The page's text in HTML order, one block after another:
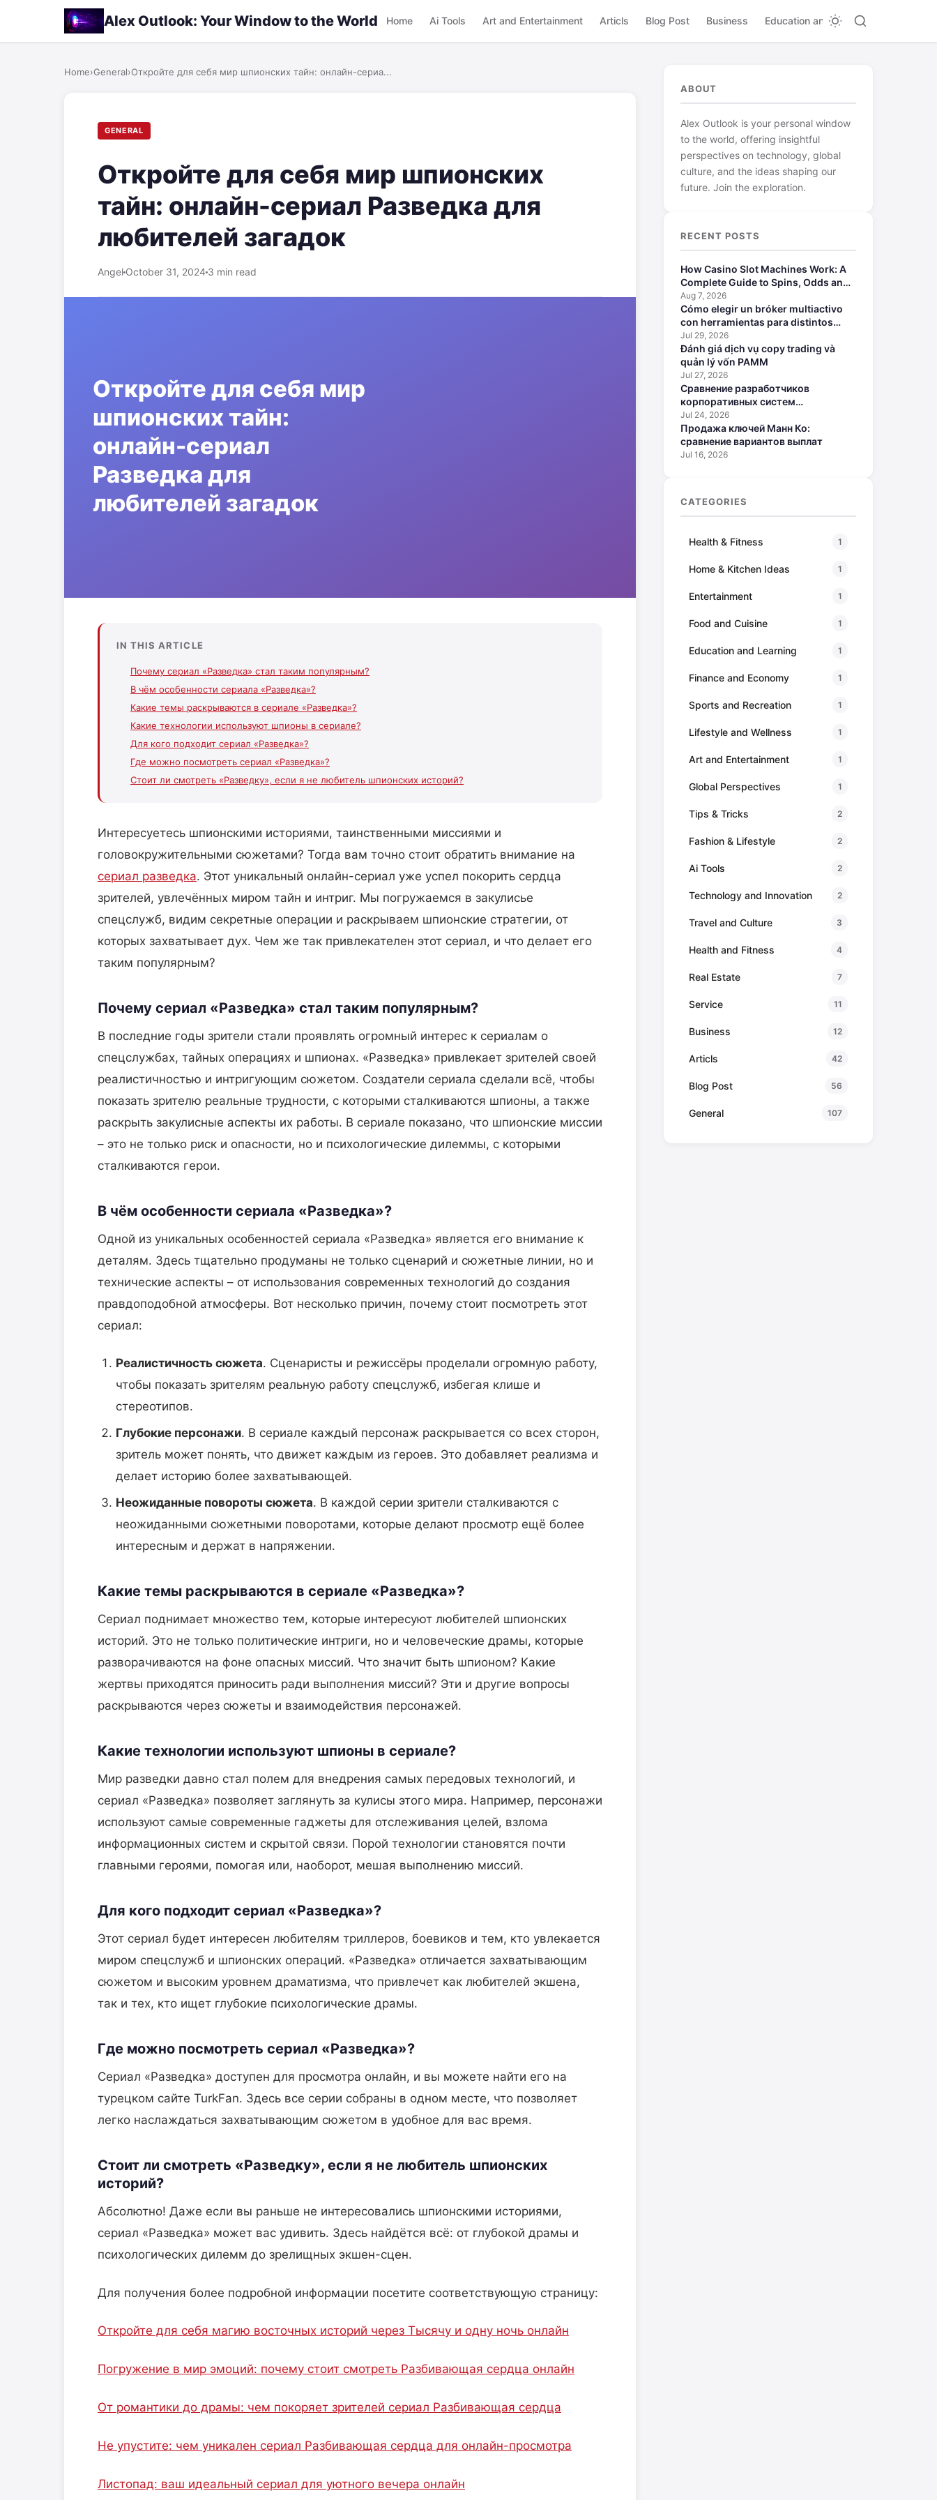
Alex Outlook: Your Window to the World Home Ai Tools Art and Entertainment Articls Blog Post Business Education and Learning
Home›General›Откройте для себя мир шпионских тайн: онлайн-сериа...
GENERAL
Откройте для себя мир шпионских
тайн: онлайн-сериал Разведка для
любителей загадок
Angel October 31, 2024 3 min read
IN THIS ARTICLE
Почему сериал «Разведка» стал таким популярным?
В чём особенности сериала «Разведка»?
Какие темы раскрываются в сериале «Разведка»?
Какие технологии используют шпионы в сериале?
Для кого подходит сериал «Разведка»?
Где можно посмотреть сериал «Разведка»?
Стоит ли смотреть «Разведку», если я не любитель шпионских историй?
Интересуетесь шпионскими историями, таинственными миссиями и
головокружительными сюжетами? Тогда вам точно стоит обратить внимание на
сериал разведка. Этот уникальный онлайн-сериал уже успел покорить сердца
зрителей, увлечённых миром тайн и интриг. Мы погружаемся в закулисье
спецслужб, видим секретные операции и раскрываем шпионские стратегии, от
которых захватывает дух. Чем же так привлекателен этот сериал, и что делает его
таким популярным?
Почему сериал «Разведка» стал таким популярным?
В последние годы зрители стали проявлять огромный интерес к сериалам о
спецслужбах, тайных операциях и шпионах. «Разведка» привлекает зрителей своей
реалистичностью и интригующим сюжетом. Создатели сериала сделали всё, чтобы
показать зрителю реальные трудности, с которыми сталкиваются шпионы, а также
раскрыть закулисные аспекты их работы. В сериале показано, что шпионские миссии
– это не только риск и опасности, но и психологические дилеммы, с которыми
сталкиваются герои.
В чём особенности сериала «Разведка»?
Одной из уникальных особенностей сериала «Разведка» является его внимание к
деталям. Здесь тщательно продуманы не только сценарий и сюжетные линии, но и
технические аспекты – от использования современных технологий до создания
правдоподобной атмосферы. Вот несколько причин, почему стоит посмотреть этот
сериал:
Реалистичность сюжета. Сценаристы и режиссёры проделали огромную работу,
чтобы показать зрителям реальную работу спецслужб, избегая клише и
стереотипов.
Глубокие персонажи. В сериале каждый персонаж раскрывается со всех сторон,
зритель может понять, что движет каждым из героев. Это добавляет реализма и
делает историю более захватывающей.
Неожиданные повороты сюжета. В каждой серии зрители сталкиваются с
неожиданными сюжетными поворотами, которые делают просмотр ещё более
интересным и держат в напряжении.
Какие темы раскрываются в сериале «Разведка»?
Сериал поднимает множество тем, которые интересуют любителей шпионских
историй. Это не только политические интриги, но и человеческие драмы, которые
разворачиваются на фоне опасных миссий. Что значит быть шпионом? Какие
жертвы приходятся приносить ради выполнения миссий? Эти и другие вопросы
раскрываются через сюжеты и взаимодействия персонажей.
Какие технологии используют шпионы в сериале?
Мир разведки давно стал полем для внедрения самых передовых технологий, и
сериал «Разведка» позволяет заглянуть за кулисы этого мира. Например, персонажи
используют самые современные гаджеты для отслеживания целей, взлома
информационных систем и скрытой связи. Порой технологии становятся почти
главными героями, помогая или, наоборот, мешая выполнению миссий.
Для кого подходит сериал «Разведка»?
Этот сериал будет интересен любителям триллеров, боевиков и тем, кто увлекается
миром спецслужб и шпионских операций. «Разведка» отличается захватывающим
сюжетом и высоким уровнем драматизма, что привлечет как любителей экшена,
так и тех, кто ищет глубокие психологические драмы.
Где можно посмотреть сериал «Разведка»?
Сериал «Разведка» доступен для просмотра онлайн, и вы можете найти его на
турецком сайте TurkFan. Здесь все серии собраны в одном месте, что позволяет
легко наслаждаться захватывающим сюжетом в удобное для вас время.
Стоит ли смотреть «Разведку», если я не любитель шпионских
историй?
Абсолютно! Даже если вы раньше не интересовались шпионскими историями,
сериал «Разведка» может вас удивить. Здесь найдётся всё: от глубокой драмы и
психологических дилемм до зрелищных экшен-сцен.
Для получения более подробной информации посетите соответствующую страницу:
Откройте для себя магию восточных историй через Тысячу и одну ночь онлайн
Погружение в мир эмоций: почему стоит смотреть Разбивающая сердца онлайн
От романтики до драмы: чем покоряет зрителей сериал Разбивающая сердца
Не упустите: чем уникален сериал Разбивающая сердца для онлайн-просмотра
Листопад: ваш идеальный сериал для уютного вечера онлайн
ABOUT
Alex Outlook is your personal window
to the world, offering insightful
perspectives on technology, global
culture, and the ideas shaping our
future. Join the exploration.
RECENT POSTS
How Casino Slot Machines Work: A
Complete Guide to Spins, Odds and
Payouts
Aug 7, 2026
Cómo elegir un bróker multiactivo
con herramientas para distintos
perfiles
Jul 29, 2026
Đánh giá dịch vụ copy trading và
quản lý vốn PAMM
Jul 27, 2026
Сравнение разработчиков
корпоративных систем
искусственного интеллекта
Jul 24, 2026
Продажа ключей Манн Ко:
сравнение вариантов выплат
Jul 16, 2026
CATEGORIES
Health & Fitness 1
Home & Kitchen Ideas 1
Entertainment 1
Food and Cuisine 1
Education and Learning 1
Finance and Economy 1
Sports and Recreation 1
Lifestyle and Wellness 1
Art and Entertainment 1
Global Perspectives 1
Tips & Tricks 2
Fashion & Lifestyle 2
Ai Tools 2
Technology and Innovation 2
Travel and Culture 3
Health and Fitness 4
Real Estate 7
Service 11
Business 12
Articls 42
Blog Post 56
General 107